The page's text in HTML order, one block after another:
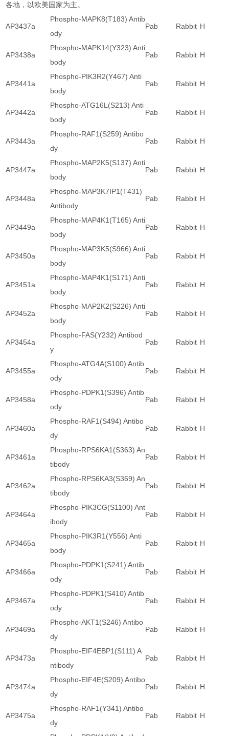
各地，以欧美国家为主。
AP3437a
Phospho-MAPK8(T183) Antib
ody
Pab Rabbit H
AP3438a
Phospho-MAPK14(Y323) Anti
body
Pab Rabbit H
AP3441a
Phospho-PIK3R2(Y467) Anti
body
Pab Rabbit H
AP3442a
Phospho-ATG16L(S213) Anti
body
Pab Rabbit H
AP3443a
Phospho-RAF1(S259) Antibo
dy
Pab Rabbit H
AP3447a
Phospho-MAP2K5(S137) Anti
body
Pab Rabbit H
AP3448a
Phospho-MAP3K7IP1(T431)
Antibody
Pab Rabbit H
AP3449a
Phospho-MAP4K1(T165) Anti
body
Pab Rabbit H
AP3450a
Phospho-MAP3K5(S966) Anti
body
Pab Rabbit H
AP3451a
Phospho-MAP4K1(S171) Anti
body
Pab Rabbit H
AP3452a
Phospho-MAP2K2(S226) Anti
body
Pab Rabbit H
AP3454a
Phospho-FAS(Y232) Antibod
y
Pab Rabbit H
AP3455a
Phospho-ATG4A(S100) Antib
ody
Pab Rabbit H
AP3458a
Phospho-PDPK1(S396) Antib
ody
Pab Rabbit H
AP3460a
Phospho-RAF1(S494) Antibo
dy
Pab Rabbit H
AP3461a
Phospho-RPS6KA1(S363) An
tibody
Pab Rabbit H
AP3462a
Phospho-RPS6KA3(S369) An
tibody
Pab Rabbit H
AP3464a
Phospho-PIK3CG(S1100) Ant
ibody
Pab Rabbit H
AP3465a
Phospho-PIK3R1(Y556) Anti
body
Pab Rabbit H
AP3466a
Phospho-PDPK1(S241) Antib
ody
Pab Rabbit H
AP3467a
Phospho-PDPK1(S410) Antib
ody
Pab Rabbit H
AP3469a
Phospho-AKT1(S246) Antibo
dy
Pab Rabbit H
AP3473a
Phospho-EIF4EBP1(S111) A
ntibody
Pab Rabbit H
AP3474a
Phospho-EIF4E(S209) Antibo
dy
Pab Rabbit H
AP3475a
Phospho-RAF1(Y341) Antibo
dy
Pab Rabbit H